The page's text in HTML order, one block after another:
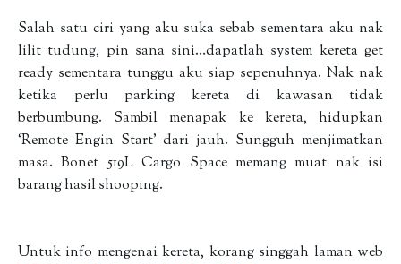
Salah satu ciri yang aku suka sebab sementara aku nak
lilit tudung, pin sana sini…dapatlah system kereta get
ready sementara tunggu aku siap sepenuhnya. Nak nak
ketika perlu parking kereta di kawasan tidak
berbumbung. Sambil menapak ke kereta, hidupkan
‘Remote Engin Start’ dari jauh. Sungguh menjimatkan
masa. Bonet 519L Cargo Space memang muat nak isi
barang hasil shooping.
Untuk info mengenai kereta, korang singgah laman web